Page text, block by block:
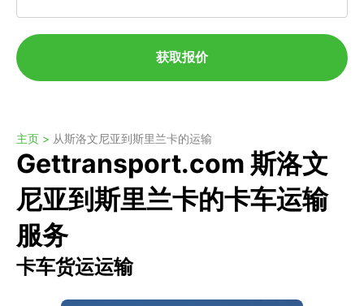
获取报价
主页 > 从斯洛文尼亚到斯里兰卡的运输
Gettransport.com 斯洛文
尼亚到斯里兰卡的卡车运输
服务
卡车货运运输